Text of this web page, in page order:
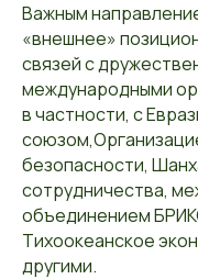
Важным
«внешнее»
связей с
международными
в частности, с
безопасности,
сотрудничества,
объединением
Тихоокеанское
другими.